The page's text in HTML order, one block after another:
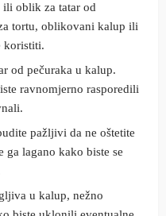
oblik za tatar od
tortu, oblikovani kalup ili
koristiti.
od pečuraka u kalup.
ravnomjerno rasporedili
pažljivi da ne oštetite
ga lagano kako biste se
u kalup, nežno